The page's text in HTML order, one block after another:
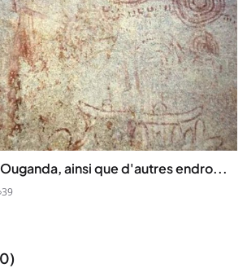
ainsi que d'autres endro...
39
0)